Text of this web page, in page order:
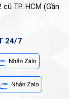
TP. HCM (Gần
24/7